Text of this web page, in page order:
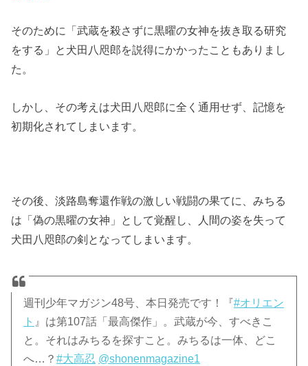
そのために「武蔵を殺さずに黒曜の女神を抜き取る研究
をする」と犬田八咫郎を説得にかかったこともありまし
た。
しかし、その考えは犬田八咫郎に全く通用せず、記憶を
初期化されてしまいます。
その後、淡路島奪還作戦の激しい戦闘の果てに、みちる
は「偽の黒曜の女神」として覚醒し、人間の姿を失って
犬田八咫郎の剣となってしまいます。
週刊少年マガジン48号、本日発売です！『#オリエン
ト 』は第107話「最高傑作」。武蔵が今、すべきこ
と。それはみちるを探すこと。みちるは一体、どこ
へ…？#大高忍 @shonenmagazine1